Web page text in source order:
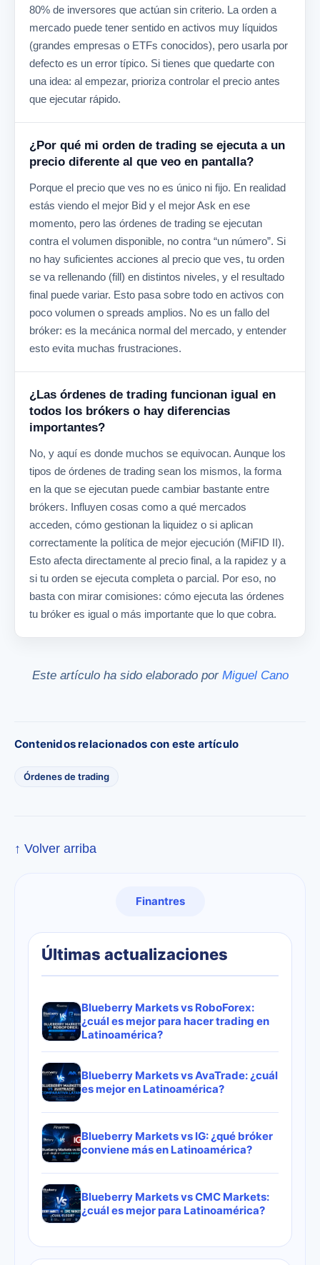
80% de inversores que actúan sin criterio. La orden a
mercado puede tener sentido en activos muy líquidos
(grandes empresas o ETFs conocidos), pero usarla por
defecto es un error típico. Si tienes que quedarte con
una idea: al empezar, prioriza controlar el precio antes
que ejecutar rápido.
¿Por qué mi orden de trading se ejecuta a un
precio diferente al que veo en pantalla?
Porque el precio que ves no es único ni fijo. En realidad
estás viendo el mejor Bid y el mejor Ask en ese
momento, pero las órdenes de trading se ejecutan
contra el volumen disponible, no contra “un número”. Si
no hay suficientes acciones al precio que ves, tu orden
se va rellenando (fill) en distintos niveles, y el resultado
final puede variar. Esto pasa sobre todo en activos con
poco volumen o spreads amplios. No es un fallo del
bróker: es la mecánica normal del mercado, y entender
esto evita muchas frustraciones.
¿Las órdenes de trading funcionan igual en
todos los brókers o hay diferencias
importantes?
No, y aquí es donde muchos se equivocan. Aunque los
tipos de órdenes de trading sean los mismos, la forma
en la que se ejecutan puede cambiar bastante entre
brókers. Influyen cosas como a qué mercados
acceden, cómo gestionan la liquidez o si aplican
correctamente la política de mejor ejecución (MiFID II).
Esto afecta directamente al precio final, a la rapidez y a
si tu orden se ejecuta completa o parcial. Por eso, no
basta con mirar comisiones: cómo ejecuta las órdenes
tu bróker es igual o más importante que lo que cobra.
Este artículo ha sido elaborado por Miguel Cano
Contenidos relacionados con este artículo
Órdenes de trading
↑ Volver arriba
Finantres
Últimas actualizaciones
Blueberry Markets vs RoboForex:
¿cuál es mejor para hacer trading en
Latinoamérica?
Blueberry Markets vs AvaTrade: ¿cuál
es mejor en Latinoamérica?
Blueberry Markets vs IG: ¿qué bróker
conviene más en Latinoamérica?
Blueberry Markets vs CMC Markets:
¿cuál es mejor para Latinoamérica?